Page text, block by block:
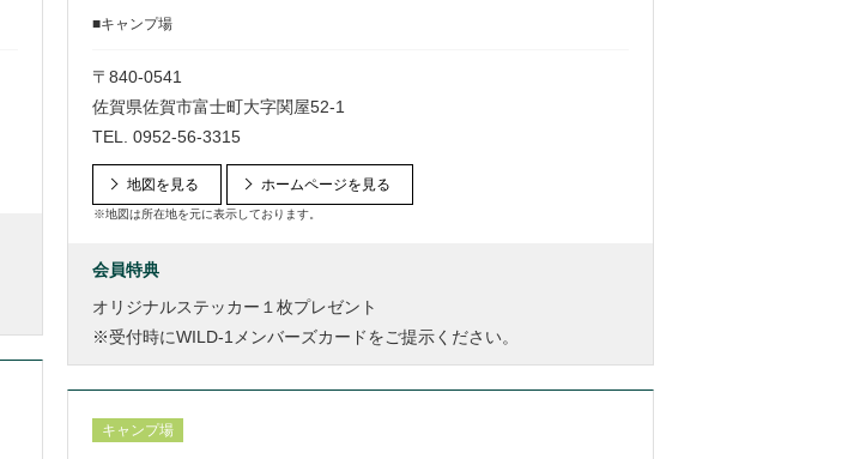
■キャンプ場
〒840-0541
佐賀県佐賀市富士町大字関屋52-1
TEL. 0952-56-3315
地図を見る
※地図は所在地を元に表示しております。
ホームページを見る
会員特典
オリジナルステッカー１枚プレゼント
※受付時にWILD-1メンバーズカードをご提示ください。
キャンプ場